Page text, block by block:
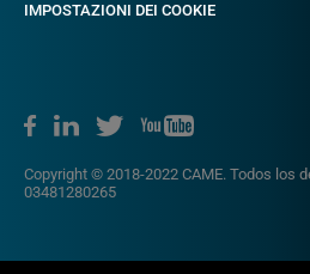
Copyright © 2018-2022 CAME. Todos los
03481280265
IMPOSTAZIONI DEI COOKIE